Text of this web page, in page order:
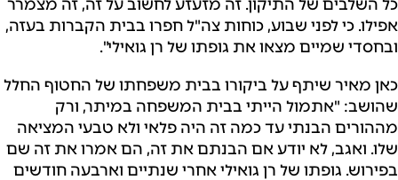
כל השלבים של התיקון. זה מזעזע לחשוב על זה, זה מצמרר
אפילו. כי לפני שבוע, כוחות צה"ל חפרו בבית הקברות בעזה,
ובחסדי שמיים מצאו את גופתו של רן גואילי".
כאן מאיר שיתף על ביקורו בבית משפחתו של החטוף החלל
שהושב: "אתמול הייתי בבית המשפחה במיתר, ורק
מההורים הבנתי עד כמה זה היה פלאי ולא טבעי המציאה
שלו. ואגב, לא יודע אם הבנתם את זה, הם אמרו את זה שם
בפירוש. גופתו של רן גואילי אחרי שנתיים וארבעה חודשים